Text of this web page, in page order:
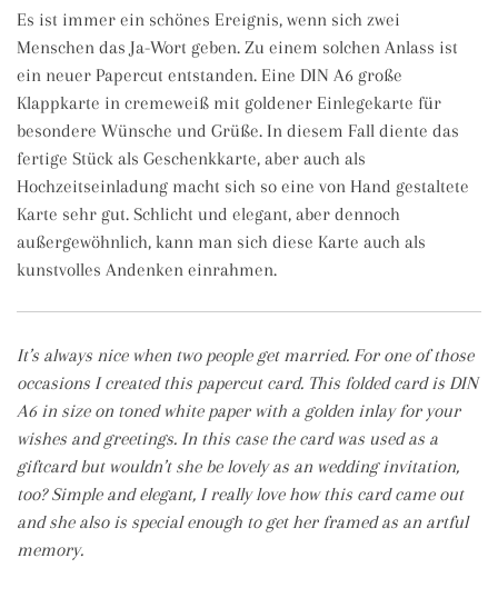
Es ist immer ein schönes Ereignis, wenn sich zwei
Menschen das Ja-Wort geben. Zu einem solchen Anlass ist
ein neuer Papercut entstanden. Eine DIN A6 große
Klappkarte in cremeweiß mit goldener Einlegekarte für
besondere Wünsche und Grüße. In diesem Fall diente das
fertige Stück als Geschenkkarte, aber auch als
Hochzeitseinladung macht sich so eine von Hand gestaltete
Karte sehr gut. Schlicht und elegant, aber dennoch
außergewöhnlich, kann man sich diese Karte auch als
kunstvolles Andenken einrahmen.
It’s always nice when two people get married. For one of those
occasions I created this papercut card. This folded card is DIN
A6 in size on toned white paper with a golden inlay for your
wishes and greetings. In this case the card was used as a
giftcard but wouldn’t she be lovely as an wedding invitation,
too? Simple and elegant, I really love how this card came out
and she also is special enough to get her framed as an artful
memory.